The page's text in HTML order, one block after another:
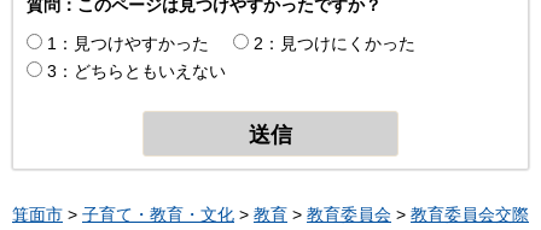
質問：このページは見つけやすかったですか？
1：見つけやすかった
2：見つけにくかった
3：どちらともいえない
箕面市 > 子育て・教育・文化 > 教育 > 教育委員会 > 教育委員会交際